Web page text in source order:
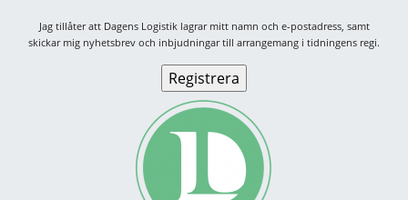
Jag tillåter att Dagens Logistik lagrar mitt namn och e-postadress, samt
skickar mig nyhetsbrev och inbjudningar till arrangemang i tidningens regi.